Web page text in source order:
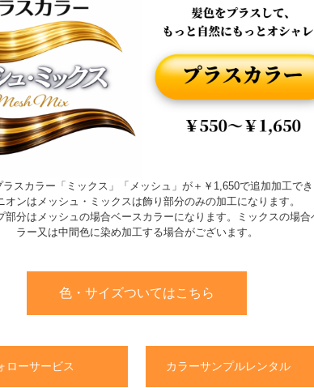
ラスカラー「ミックス」「メッシュ」が＋￥1,650で追加加工で
オンはメッシュ・ミックスは飾り部分のみの加工になります。
分はメッシュの場合ベースカラーになります。ミックスの場合
ラー又は中間色に染め加工する場合がございます。
色・サイズついてはこちら
ローサービス カラーサンプルレンタル